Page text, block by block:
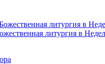
литургия в
литургия в